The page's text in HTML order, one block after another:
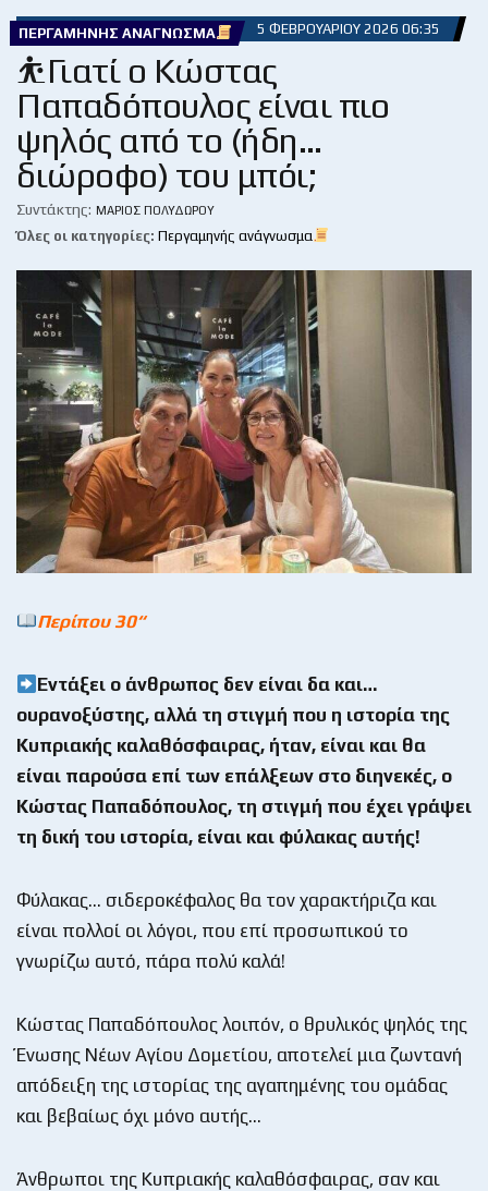
ΠΕΡΓΑΜΗΝΉΣ ΑΝΆΓΝΩΣΜΑ 5 ΦΕΒΡΟΥΑΡΊΟΥ 2026 06:35
⛹️Γιατί ο Κώστας
Παπαδόπουλος είναι πιο
ψηλός από το (ήδη…
διώροφο) του μπόι;
Συντάκτης: ΜΆΡΙΟΣ ΠΟΛΥΔΏΡΟΥ
Όλες οι κατηγορίες: Περγαμηνής ανάγνωσμα
Περίπου 30“
Εντάξει ο άνθρωπος δεν είναι δα και…
ουρανοξύστης, αλλά τη στιγμή που η ιστορία της
Κυπριακής καλαθόσφαιρας, ήταν, είναι και θα
είναι παρούσα επί των επάλξεων στο διηνεκές, ο
Κώστας Παπαδόπουλος, τη στιγμή που έχει γράψει
τη δική του ιστορία, είναι και φύλακας αυτής!
Φύλακας… σιδεροκέφαλος θα τον χαρακτήριζα και
είναι πολλοί οι λόγοι, που επί προσωπικού το
γνωρίζω αυτό, πάρα πολύ καλά!
Κώστας Παπαδόπουλος λοιπόν, ο θρυλικός ψηλός της
Ένωσης Νέων Αγίου Δομετίου, αποτελεί μια ζωντανή
απόδειξη της ιστορίας της αγαπημένης του ομάδας
και βεβαίως όχι μόνο αυτής…
Άνθρωποι της Κυπριακής καλαθόσφαιρας, σαν και